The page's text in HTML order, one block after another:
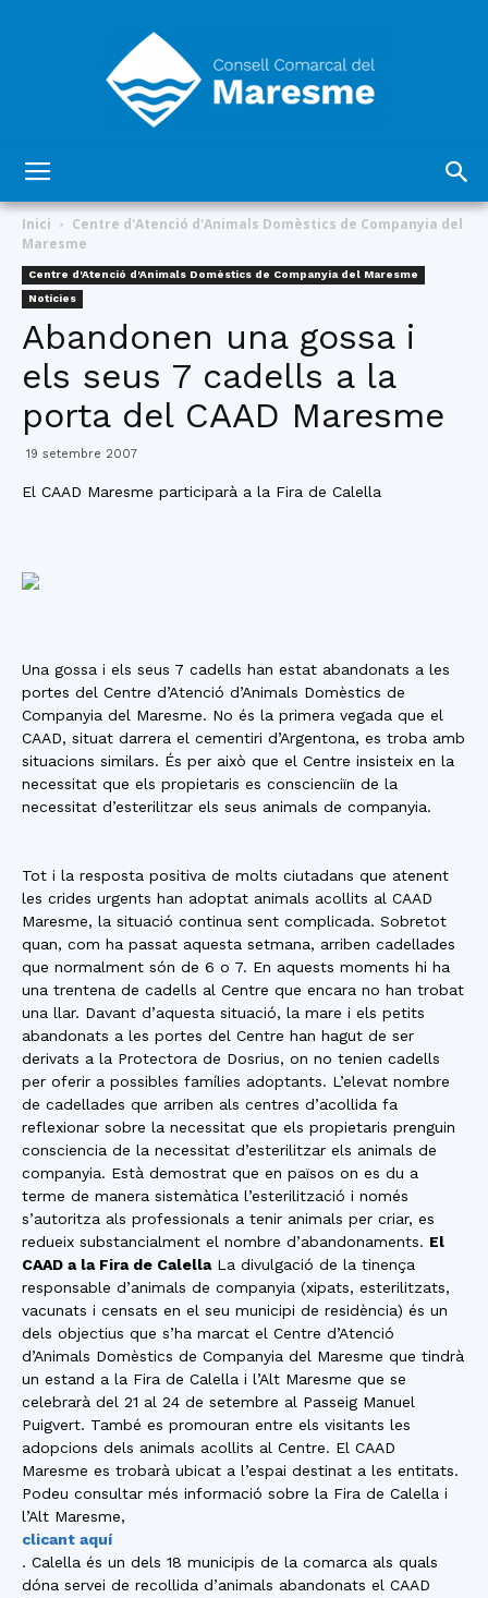
Comarcal
del
Maresme
Inici
Centre d'Atenció d'Animals Domèstics de Companyia del
Maresme
Centre d'Atenció d'Animals Domèstics de Companyia del Maresme
Notícies
Abandonen una gossa i
els seus 7 cadells a la
porta del CAAD Maresme
19 setembre 2007
El CAAD Maresme participarà a la Fira de Calella
Una gossa i els seus 7 cadells han estat abandonats a les
portes del Centre d’Atenció d’Animals Domèstics de
Companyia del Maresme. No és la primera vegada que el
CAAD, situat darrera el cementiri d’Argentona, es troba amb
situacions similars. És per això que el Centre insisteix en la
necessitat que els propietaris es conscienciïn de la
necessitat d’esterilitzar els seus animals de companyia.
Tot i la resposta positiva de molts ciutadans que atenent
les crides urgents han adoptat animals acollits al CAAD
Maresme, la situació continua sent complicada. Sobretot
quan, com ha passat aquesta setmana, arriben cadellades
que normalment són de 6 o 7. En aquests moments hi ha
una trentena de cadells al Centre que encara no han trobat
una llar. Davant d’aquesta situació, la mare i els petits
abandonats a les portes del Centre han hagut de ser
derivats a la Protectora de Dosrius, on no tenien cadells
per oferir a possibles famílies adoptants. L’elevat nombre
de cadellades que arriben als centres d’acollida fa
reflexionar sobre la necessitat que els propietaris prenguin
consciencia de la necessitat d’esterilitzar els animals de
companyia. Està demostrat que en països on es du a
terme de manera sistemàtica l’esterilització i només
s’autoritza als professionals a tenir animals per criar, es
redueix substancialment el nombre d’abandonaments. El
CAAD a la Fira de CalellaLa divulgació de la tinença
responsable d’animals de companyia (xipats, esterilitzats,
vacunats i censats en el seu municipi de residència) és un
dels objectius que s’ha marcat el Centre d’Atenció
d’Animals Domèstics de Companyia del Maresme que tindrà
un estand a la Fira de Calella i l’Alt Maresme que se
celebrarà del 21 al 24 de setembre al Passeig Manuel
Puigvert. També es promouran entre els visitants les
adopcions dels animals acollits al Centre. El CAAD
Maresme es trobarà ubicat a l’espai destinat a les entitats.
Podeu consultar més informació sobre la Fira de Calella i
l’Alt Maresme,
clicant aquí
. Calella és un dels 18 municipis de la comarca als quals
dóna servei de recollida d’animals abandonats el CAAD